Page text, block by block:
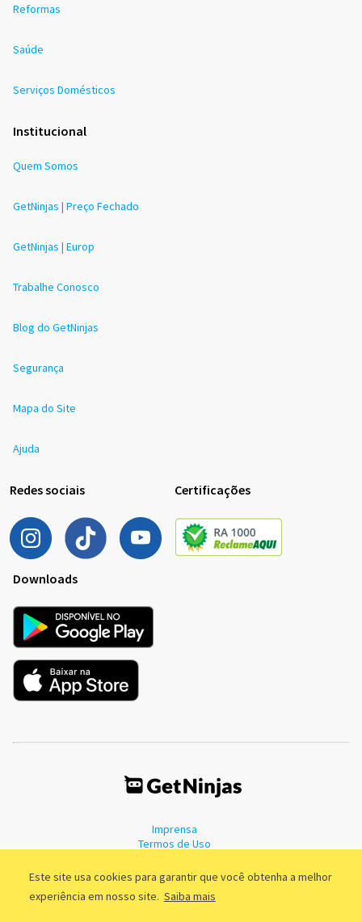
Este site usa cookies para garantir que você obtenha a melhor
experiência em nosso site. Saiba mais
Reformas
Saúde
Serviços Domésticos
Institucional
Quem Somos
GetNinjas | Preço Fechado
GetNinjas | Europ
Trabalhe Conosco
Blog do GetNinjas
Segurança
Mapa do Site
Ajuda
Redes sociais Certificações
Downloads
Imprensa
Termos de Uso